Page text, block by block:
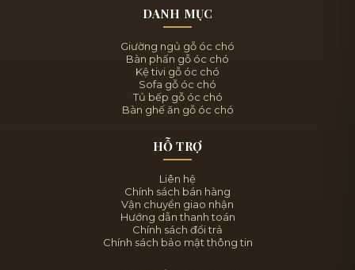
DANH MỤC
Giường ngủ gỗ óc chó
Bàn phấn gỗ óc chó
Kệ tivi gỗ óc chó
Sofa gỗ óc chó
Tủ bếp gỗ óc chó
Bàn ghế ăn gỗ óc chó
HỖ TRỢ
Liên hệ
Chính sách bán hàng
Vận chuyển giao nhận
Hướng dẫn thanh toán
Chính sách đổi trả
Chính sách bảo mật thông tin